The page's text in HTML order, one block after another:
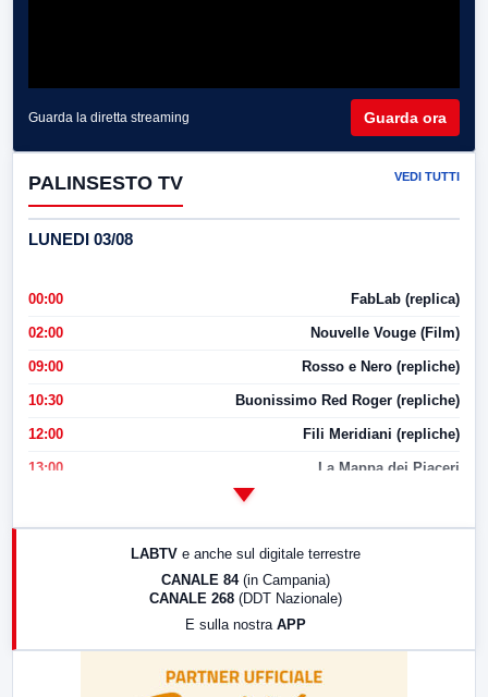
Guarda la diretta streaming Guarda ora
PALINSESTO TV VEDI TUTTI
LUNEDI 03/08
00:00 FabLab (replica)
02:00 Nouvelle Vouge (Film)
09:00 Rosso e Nero (repliche)
10:30 Buonissimo Red Roger (repliche)
12:00 Fili Meridiani (repliche)
13:00 La Mappa dei Piaceri
17:00 LabNews (replica)
LABTV e anche sul digitale terrestre
CANALE 84 (in Campania)
CANALE 268 (DDT Nazionale)
E sulla nostra APP